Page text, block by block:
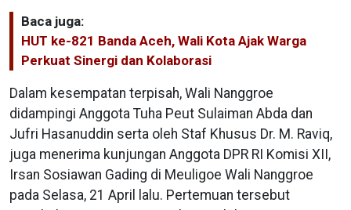
Baca juga:
HUT ke-821 Banda Aceh, Wali Kota Ajak Warga
Perkuat Sinergi dan Kolaborasi
Dalam kesempatan terpisah, Wali Nanggroe
didampingi Anggota Tuha Peut Sulaiman Abda dan
Jufri Hasanuddin serta oleh Staf Khusus Dr. M. Raviq,
juga menerima kunjungan Anggota DPR RI Komisi XII,
Irsan Sosiawan Gading di Meuligoe Wali Nanggroe
pada Selasa, 21 April lalu. Pertemuan tersebut